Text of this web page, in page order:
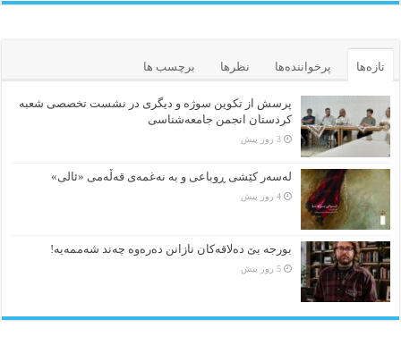
تازه‌ها پرخواننده‌ها نظرها برچسب ها
پرسش از تکوین سوژه و دیگری در نشست تخصصی شعبه
کردستان انجمن جامعه‌شناسی
3 روز پیش
لەسەر کێشی ڕوباعی و به نەغمەی قەڵەمی «ئالی»
4 روز پیش
بورجە بێ دەلاقەکان نازانن دەرەوە چەند شەممەیە!
5 روز پیش